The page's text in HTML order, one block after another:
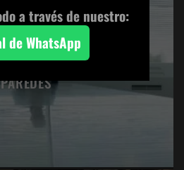
EN LAS
PAREDES
a través de nuestro:
de WhatsApp